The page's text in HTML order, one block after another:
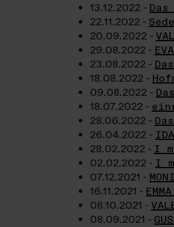
13.12.2022 -
22.11.2022 -
20.09.2022 -
29.08.2022 -
23.08.2022 -
18.08.2022 -
09.08.2022 -
18.07.2022 -
28.06.2022 -
26.04.2022 -
28.02.2022 - I
02.02.2022 - I
07.12.2021 -
16.11.2021 -
08.10.2021 -
08.09.2021 -